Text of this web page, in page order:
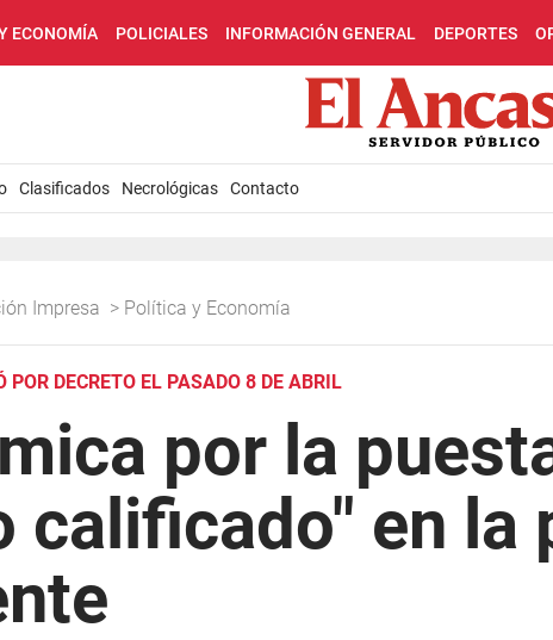
ECONOMÍA POLICIALES INFORMACIÓN GENERAL DEPORTES
Clasificados Necrológicas Contacto
Impresa > Política y Economía
POR DECRETO EL PASADO 8 DE ABRIL
por la
calificado" en la